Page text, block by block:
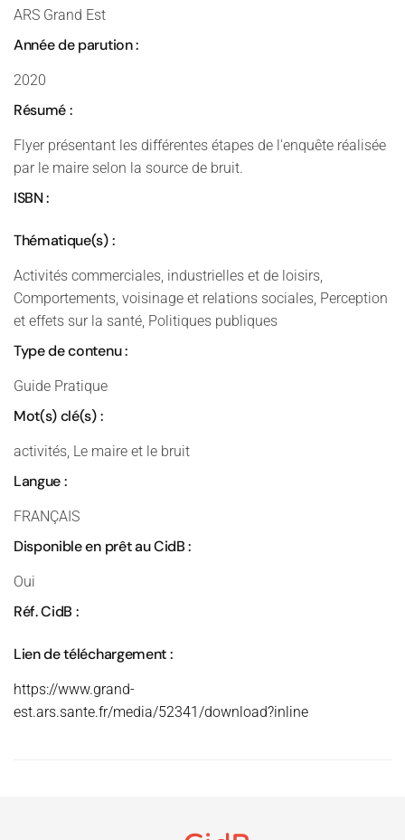
ARS Grand Est
Année de parution :
2020
Résumé :
Flyer présentant les différentes étapes de l'enquête réalisée
par le maire selon la source de bruit.
ISBN :
Thématique(s) :
Activités commerciales, industrielles et de loisirs,
Comportements, voisinage et relations sociales, Perception
et effets sur la santé, Politiques publiques
Type de contenu :
Guide Pratique
Mot(s) clé(s) :
activités, Le maire et le bruit
Langue :
FRANÇAIS
Disponible en prêt au CidB :
Oui
Réf. CidB :
Lien de téléchargement :
https://www.grand-
est.ars.sante.fr/media/52341/download?inline